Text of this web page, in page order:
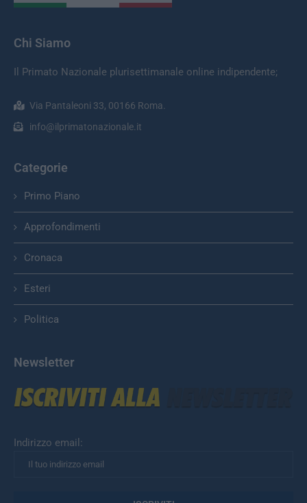
Chi Siamo
Il Primato Nazionale plurisettimanale online indipendente;
Via Pantaleoni 33, 00166 Roma.
info@ilprimatonazionale.it
Categorie
Primo Piano
Approfondimenti
Cronaca
Esteri
Politica
Newsletter
Indirizzo email: